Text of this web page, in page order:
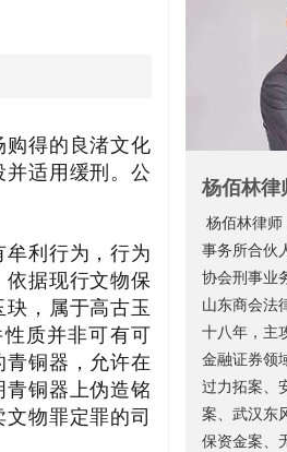
得的良渚文化
适用缓刑。公
利行为，行为
据现行文物保
，属于高古玉
质并非可有可
铜器，允许在
铜器上伪造铭
物罪定罪的司
杨佰林律
杨佰林律
事务所合伙
协会刑事业
山东商会法
十八年，主
金融证券领
过力拓案、
案、武汉东
保资金案、